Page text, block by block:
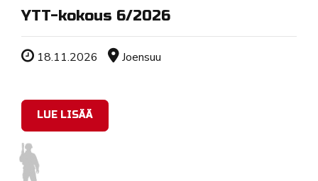
YTT-kokous 6/2026
Tapahtuman ajankohta
18.11.2026 Sijainti
Joensuu
LUE LISÄÄ